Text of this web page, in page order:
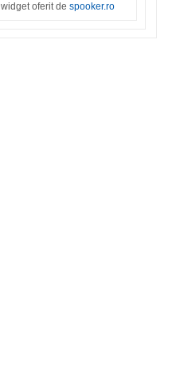
widget oferit de spooker.ro